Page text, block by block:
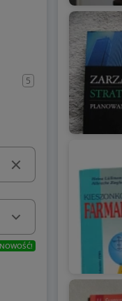
5
NOWOŚĆ!